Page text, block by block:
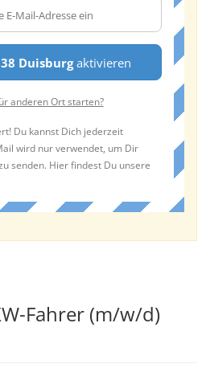
Duisburgaktivieren
anderen Ort starten?
Du kannst Dich jederzeit
wird nur verwendet, um Dir
senden. Hier findest Du unsere
Fahrer (m/w/d)